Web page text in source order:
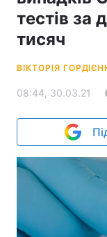
тестів за
тисяч
ВІКТОРІЯ
08:44, 30.03.21